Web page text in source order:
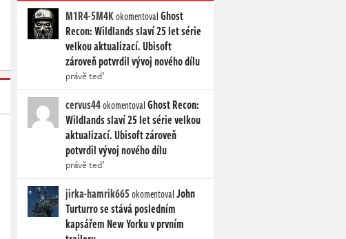
M1R4-5M4KokomentovalGhost
Recon: Wildlands slaví 25 let série
velkou aktualizací. Ubisoft
zároveň potvrdil vývoj nového dílu
právě teď
cervus44okomentovalGhost Recon:
Wildlands slaví 25 let série velkou
aktualizací. Ubisoft zároveň
potvrdil vývoj nového dílu
právě teď
jirka-hamrik665okomentovalJohn
Turturro se stává posledním
kapsářem New Yorku v prvním